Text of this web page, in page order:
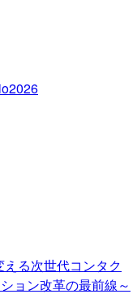
える次世代コンタク
ョン改革の最前線～